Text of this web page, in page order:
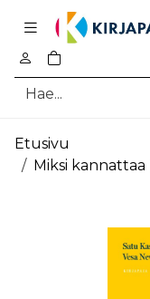
0
tuotetta
Pääsisältö
Etusivu
Miksi